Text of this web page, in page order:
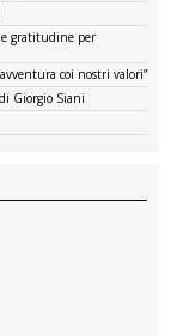
e gratitudine per
coi nostri valori”
Giorgio Siani